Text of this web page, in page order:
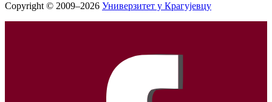
Copyright © 2009–2026 Универзитет у Крагујевцу